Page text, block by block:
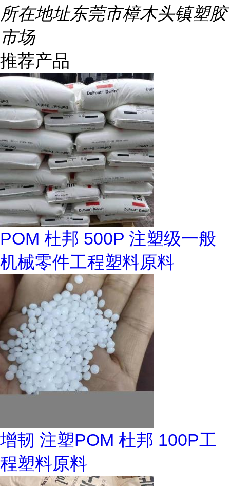
所在地址东莞市樟木头镇塑胶
市场
推荐产品
POM 杜邦 500P 注塑级一般
机械零件工程塑料原料
增韧 注塑POM 杜邦 100P工
程塑料原料